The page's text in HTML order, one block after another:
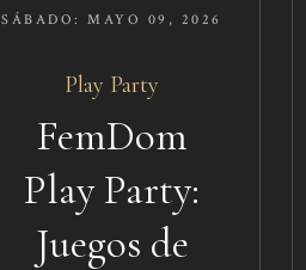
SÁBADO: MAYO 09, 2026
Play Party​​
FemDom
Play Party:
Juegos de